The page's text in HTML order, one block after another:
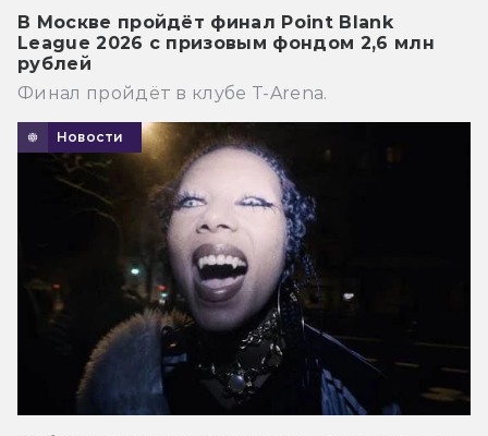
В Москве пройдёт финал Point Blank
League 2026 с призовым фондом 2,6 млн
рублей
Финал пройдёт в клубе T-Arena.
Новости